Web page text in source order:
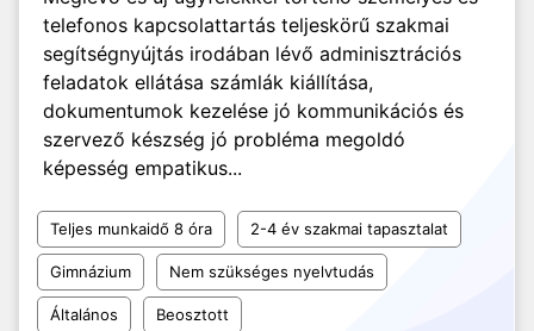
telefonos kapcsolattartás teljeskörű szakmai
segítségnyújtás irodában lévő adminisztrációs
feladatok ellátása számlák kiállítása,
dokumentumok kezelése jó kommunikációs és
szervező készség jó probléma megoldó
képesség empatikus...
Teljes munkaidő 8 óra 2-4 év szakmai tapasztalat
Gimnázium Nem szükséges nyelvtudás
Általános Beosztott